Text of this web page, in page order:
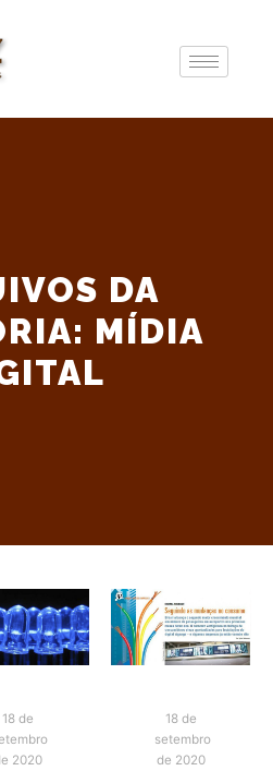
DA
MÍDIA
18 de
2020
18 de
setembro
de 2020